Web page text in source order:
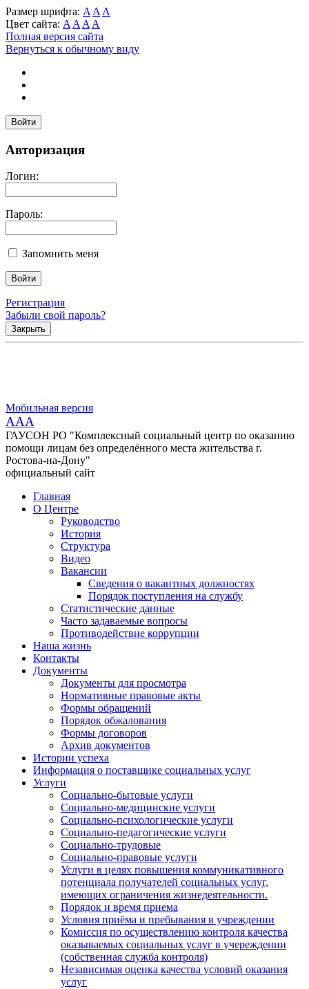
Размер шрифта: A A A
Цвет сайта: A A A A
Полная версия сайта
Вернуться к обычному виду
Войти
Авторизация
Логин:
Пароль:
Запомнить меня
Регистрация
Забыли свой пароль?
Закрыть
Мобильная версия
AAA
ГАУСОН РО "Комплексный социальный центр по оказанию
помощи лицам без определённого места жительства г.
Ростова-на-Дону"
официальный сайт
Главная
О Центре
Руководство
История
Структура
Видео
Вакансии
Сведения о вакантных должностях
Порядок поступления на службу
Статистические данные
Часто задаваемые вопросы
Противодействие коррупции
Наша жизнь
Контакты
Документы
Документы для просмотра
Нормативные правовые акты
Формы обращений
Порядок обжалования
Формы договоров
Архив документов
Истории успеха
Информация о поставщике социальных услуг
Услуги
Социально-бытовые услуги
Социально-медицинские услуги
Социально-психологические услуги
Социально-педагогические услуги
Социально-трудовые
Социально-правовые услуги
Услуги в целях повышения коммуникативного
потенциала получателей социальных услуг,
имеющих ограничения жизнедеятельности.
Порядок и время приема
Условия приёма и пребывания в учреждении
Комиссия по осуществлению контроля качества
оказываемых социальных услуг в учереждении
(собственная служба контроля)
Независимая оценка качества условий оказания
услуг